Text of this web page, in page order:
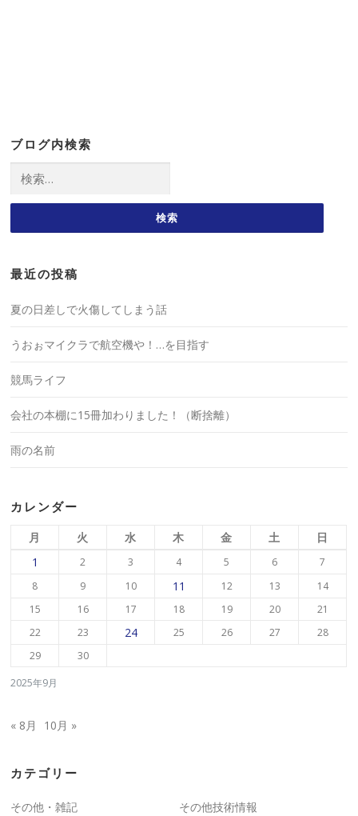
ブログ内検索
索:
最近の投稿
夏の日差しで火傷してしまう話
うおぉマイクラで航空機や！…を目指す
競馬ライフ
会社の本棚に15冊加わりました！（断捨離）
雨の名前
カレンダー
2025年9月
月 火 水 木 金 土
日
1
2 3 4 5 6
7
8
9 10 11 12 13
14
15
16 17 18 19 20
21
22
23 24 25 26 27
28
29
30
« 8月 10月 »
カテゴリー
その他・雑記
その他技術情報